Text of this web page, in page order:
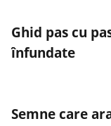
Ghid pas cu
înfundate
Semne care